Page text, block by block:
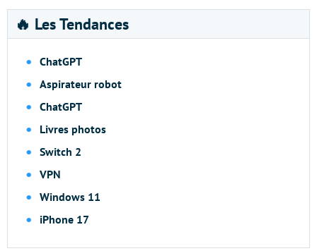
🔥 Les Tendances
ChatGPT
Aspirateur robot
ChatGPT
Livres photos
Switch 2
VPN
Windows 11
iPhone 17